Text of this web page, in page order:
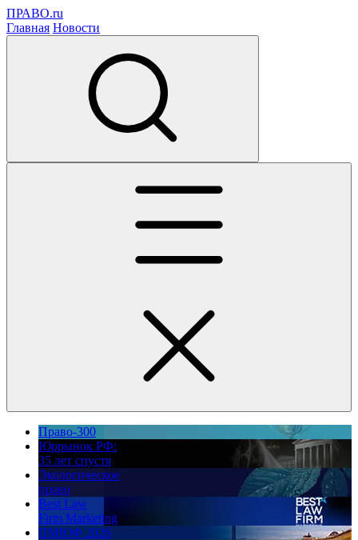
ПРАВО.ru
Главная Новости
Право-300
Юррынок РФ:
35 лет спустя
Экологическое
право
Best Law
Firm Marketing
ПМЮФ 2026